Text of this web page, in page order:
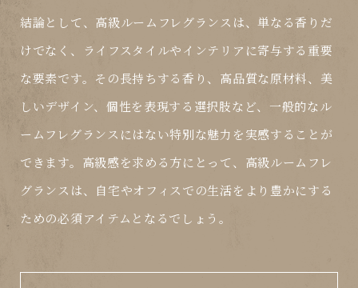
結論として、高級ルームフレグランスは、単なる香りだ
けでなく、ライフスタイルやインテリアに寄与する重要
な要素です。その長持ちする香り、高品質な原材料、美
しいデザイン、個性を表現する選択肢など、一般的なル
ームフレグランスにはない特別な魅力を実感することが
できます。高級感を求める方にとって、高級ルームフレ
グランスは、自宅やオフィスでの生活をより豊かにする
ための必須アイテムとなるでしょう。